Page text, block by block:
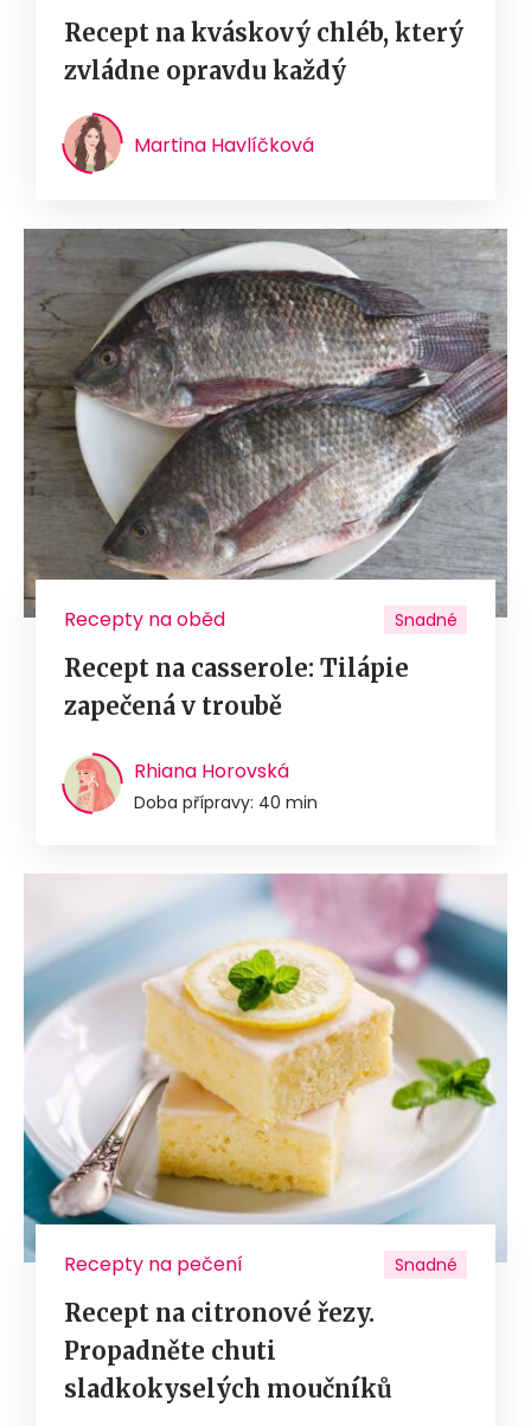
Recept na kváskový chléb, který
zvládne opravdu každý
Martina Havlíčková
Recepty na oběd Snadné
Recept na casserole: Tilápie
zapečená v troubě
Rhiana Horovská
Doba přípravy: 40 min
Recepty na pečení Snadné
Recept na citronové řezy.
Propadněte chuti
sladkokyselých moučníků